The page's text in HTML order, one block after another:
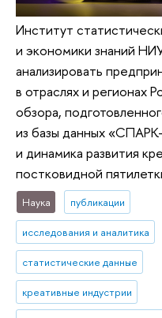
Институт
и экономики знаний
анализировать
в отраслях и регионах
обзора,
из базы данных
и динамика развития
постковидной
Наука публикации
исследования и аналитика
статистические данные
креативные индустрии